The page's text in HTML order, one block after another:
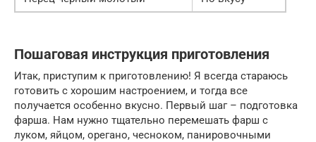
Пошаговая инструкция приготовления
Итак, приступим к приготовлению! Я всегда стараюсь
готовить с хорошим настроением, и тогда все
получается особенно вкусно. Первый шаг – подготовка
фарша. Нам нужно тщательно перемешать фарш с
луком, яйцом, орегано, чесноком, панировочными